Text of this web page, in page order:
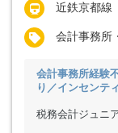
近鉄京都線
会計事務所
会計事務所経験
り／インセンテ
税務会計ジュニ